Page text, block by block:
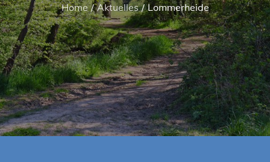
Home Aktuelles Lommerheide